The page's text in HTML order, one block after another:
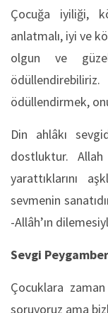
Çocuğa iyiliği,
anlatmalı, iyi ve
olgun ve
ödüllendirmek,
Din ahlâkı
dostluktur. Allah
yarattıklarını
sevmenin
-Allâh’ın
Sevgi
Çocuklara
soruyoruz ama